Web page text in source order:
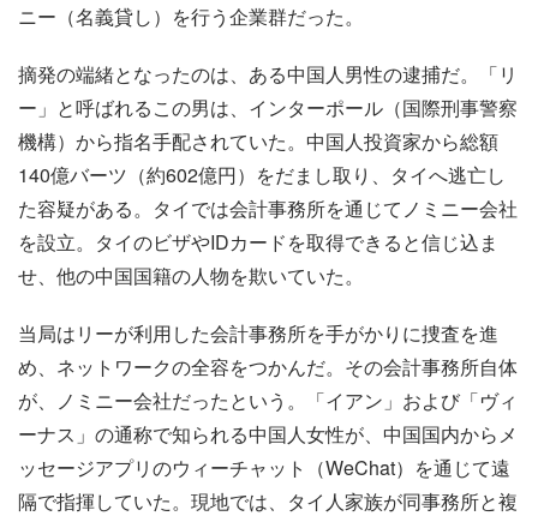
ニー（名義貸し）を行う企業群だった。
摘発の端緒となったのは、ある中国人男性の逮捕だ。「リ
ー」と呼ばれるこの男は、インターポール（国際刑事警察
機構）から指名手配されていた。中国人投資家から総額
140億バーツ（約602億円）をだまし取り、タイへ逃亡し
た容疑がある。タイでは会計事務所を通じてノミニー会社
を設立。タイのビザやIDカードを取得できると信じ込ま
せ、他の中国国籍の人物を欺いていた。
当局はリーが利用した会計事務所を手がかりに捜査を進
め、ネットワークの全容をつかんだ。その会計事務所自体
が、ノミニー会社だったという。「イアン」および「ヴィ
ーナス」の通称で知られる中国人女性が、中国国内からメ
ッセージアプリのウィーチャット（WeChat）を通じて遠
隔で指揮していた。現地では、タイ人家族が同事務所と複